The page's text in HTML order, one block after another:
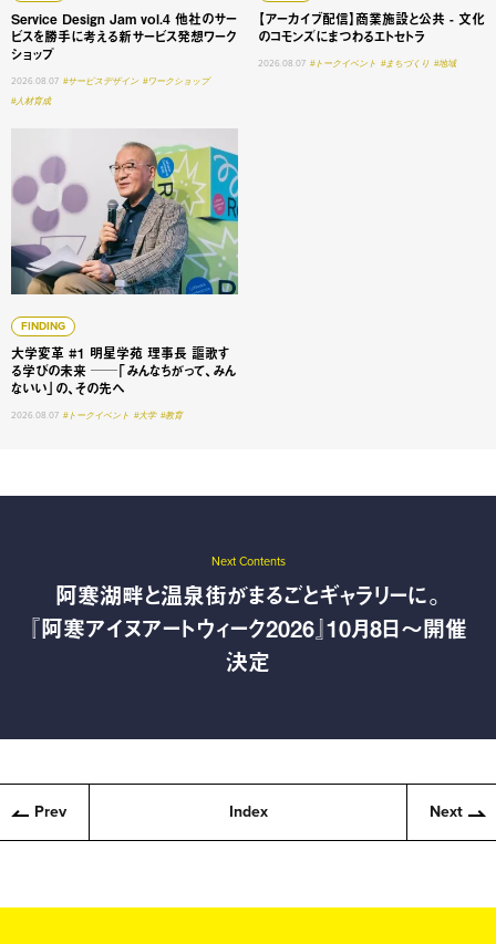
Service Design Jam vol.4 他社のサー
ビスを勝手に考える新サービス発想ワーク
ショップ
2026.08.07 #サービスデザイン #ワークショップ
#人材育成
【アーカイブ配信】商業施設と公共 - 文化
のコモンズにまつわるエトセトラ
2026.08.07 #トークイベント #まちづくり #地域
FINDING
大学変革 #1 明星学苑 理事長 謳歌す
る学びの未来 ──「みんなちがって、みん
ないい」の、その先へ
2026.08.07 #トークイベント #大学 #教育
大学変革 #1 明星学苑 理事長 謳歌する学びの未来 ──「み
Next Contents
阿寒湖畔と温泉街がまるごとギャラリーに。
『阿寒アイヌアートウィーク2026』10月8日〜開催
決定
Prev Index Next